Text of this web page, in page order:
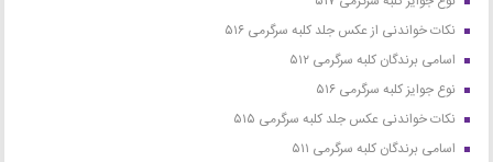
نکات خواندنی از عکس جلد کلبه سرگرمی ۵۱۶
اسامی برندگان کلبه سرگرمی ۵۱۲
نوع جوایز کلبه سرگرمی ۵۱۶
نکات خواندنی عکس جلد کلبه سرگرمی ۵۱۵
اسامی برندگان کلبه سرگرمی ۵۱۱